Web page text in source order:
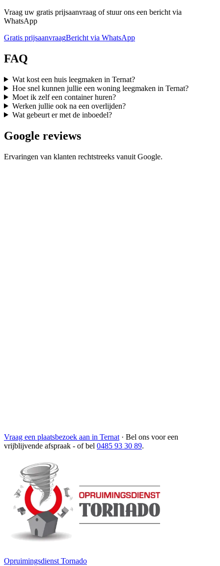
Vraag uw gratis prijsaanvraag of stuur ons een bericht via
WhatsApp
Gratis prijsaanvraagBericht via WhatsApp
FAQ
Wat kost een huis leegmaken in Ternat?
Hoe snel kunnen jullie een woning leegmaken in Ternat?
Moet ik zelf een container huren?
Werken jullie ook na een overlijden?
Wat gebeurt er met de inboedel?
Google reviews
Ervaringen van klanten rechtstreeks vanuit Google.
Vraag een plaatsbezoek aan in Ternat · Bel ons voor een
vrijblijvende afspraak - of bel 0485 93 30 89.
Opruimingsdienst Tornado